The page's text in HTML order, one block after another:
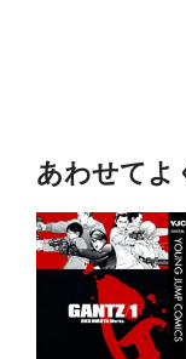
あわせてよ